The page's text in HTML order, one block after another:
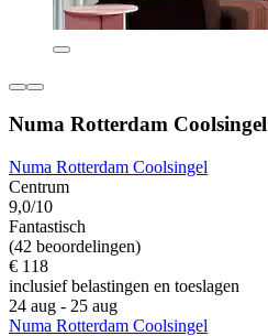
Numa Rotterdam Coolsingel
Numa Rotterdam Coolsingel
Centrum
9,0/10
Fantastisch
(42 beoordelingen)
€ 118
inclusief belastingen en toeslagen
24 aug - 25 aug
Numa Rotterdam Coolsingel